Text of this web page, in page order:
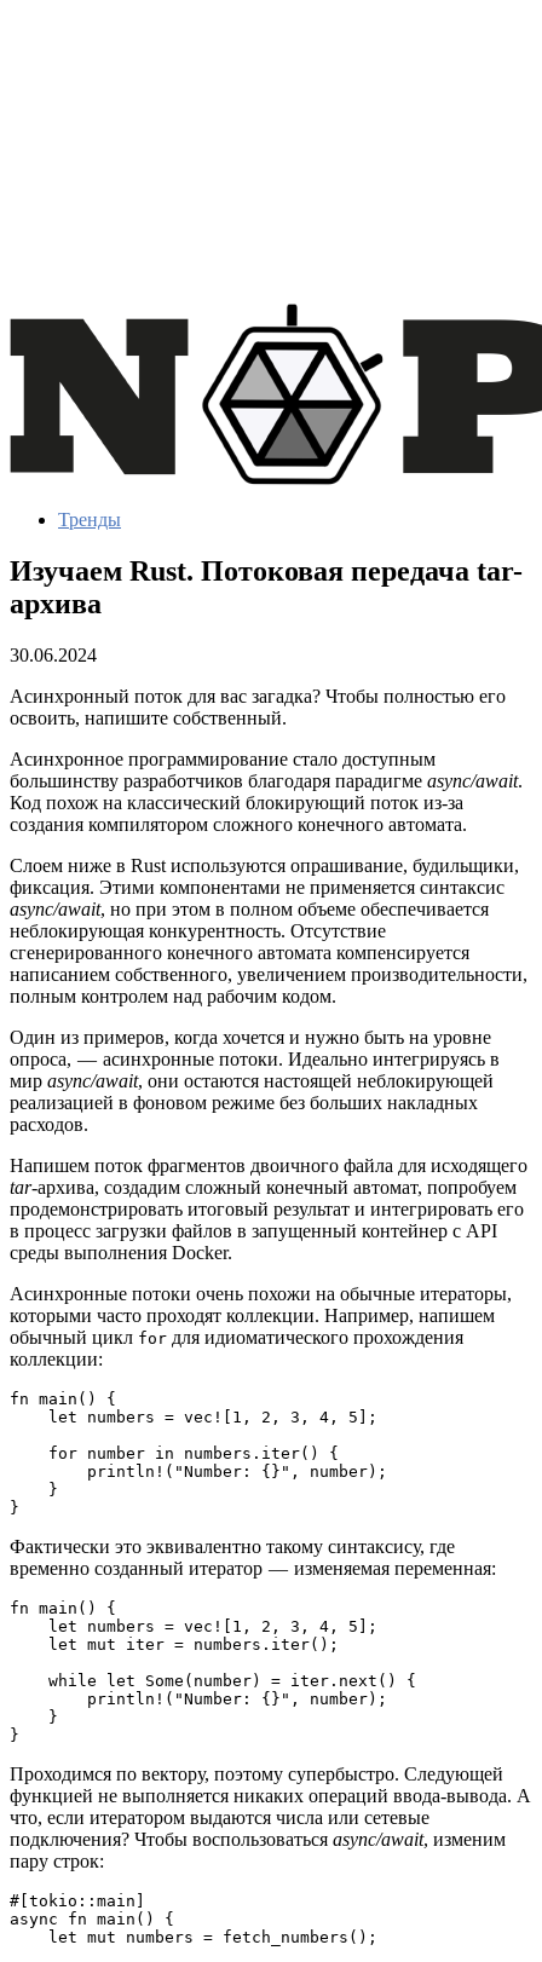
Тренды
Изучаем Rust. Потоковая передача tar-
архива
30.06.2024
Асинхронный поток для вас загадка? Чтобы полностью его
освоить, напишите собственный.
Асинхронное программирование стало доступным
большинству разработчиков благодаря парадигме async/await.
Код похож на классический блокирующий поток из-за
создания компилятором сложного конечного автомата.
Слоем ниже в Rust используются опрашивание, будильщики,
фиксация. Этими компонентами не применяется синтаксис
async/await, но при этом в полном объеме обеспечивается
неблокирующая конкурентность. Отсутствие
сгенерированного конечного автомата компенсируется
написанием собственного, увеличением производительности,
полным контролем над рабочим кодом.
Один из примеров, когда хочется и нужно быть на уровне
опроса, — асинхронные потоки. Идеально интегрируясь в
мир async/await, они остаются настоящей неблокирующей
реализацией в фоновом режиме без больших накладных
расходов.
Напишем поток фрагментов двоичного файла для исходящего
tar-архива, создадим сложный конечный автомат, попробуем
продемонстрировать итоговый результат и интегрировать его
в процесс загрузки файлов в запущенный контейнер с API
среды выполнения Docker.
Асинхронные потоки очень похожи на обычные итераторы,
которыми часто проходят коллекции. Например, напишем
обычный цикл for для идиоматического прохождения
коллекции:
fn main() {
    let numbers = vec![1, 2, 3, 4, 5];
    for number in numbers.iter() {
        println!("Number: {}", number);
    }
}
Фактически это эквивалентно такому синтаксису, где
временно созданный итератор — изменяемая переменная:
fn main() {
    let numbers = vec![1, 2, 3, 4, 5];
    let mut iter = numbers.iter();
    while let Some(number) = iter.next() {
        println!("Number: {}", number);
    }
}
Проходимся по вектору, поэтому супербыстро. Следующей
функцией не выполняется никаких операций ввода-вывода. А
что, если итератором выдаются числа или сетевые
подключения? Чтобы воспользоваться async/await, изменим
пару строк:
#[tokio::main]
async fn main() {
    let mut numbers = fetch_numbers();